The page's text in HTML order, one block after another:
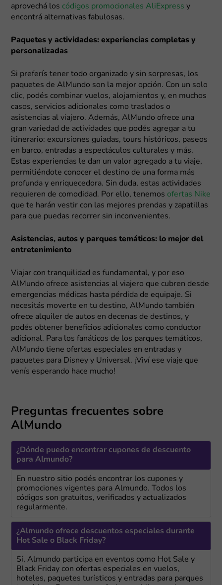
aprovechá los códigos promocionales AliExpress y
encontrá alternativas fabulosas.
Paquetes y actividades: experiencias completas y
personalizadas
Si preferís tener todo organizado y sin sorpresas, los
paquetes de AlMundo son la mejor opción. Con un solo
clic, podés combinar vuelos, alojamientos y, en muchos
casos, servicios adicionales como traslados o
asistencias al viajero. Además, AlMundo ofrece una
gran variedad de actividades que podés agregar a tu
itinerario: excursiones guiadas, tours históricos, paseos
en barco, entradas a espectáculos culturales y más.
Estas experiencias le dan un valor agregado a tu viaje,
permitiéndote conocer el destino de una forma más
profunda y enriquecedora. Sin duda, estas actividades
requieren de comodidad. Por ello, tenemos ofertas Nike
que te harán vestir con las mejores prendas y zapatillas
para que puedas recorrer sin inconvenientes.
Asistencias, autos y parques temáticos: lo mejor del
entretenimiento
Viajar con tranquilidad es fundamental, y por eso
AlMundo ofrece asistencias al viajero que cubren desde
emergencias médicas hasta pérdida de equipaje. Si
necesitás moverte en tu destino, AlMundo también
ofrece alquiler de autos en decenas de destinos, y
podés obtener beneficios adicionales como conductor
adicional. Para los fanáticos de los parques temáticos,
AlMundo tiene ofertas especiales en entradas y
paquetes para Disney y Universal. ¡Viví ese viaje que
venís esperando hace mucho!
Preguntas frecuentes sobre
AlMundo
¿Dónde puedo encontrar cupones de descuento
para Almundo?
En nuestro sitio podés encontrar los cupones y
promociones vigentes para Almundo. Todos los
códigos son gratuitos, verificados y actualizados
regularmente.
¿Almundo ofrece descuentos especiales durante
Hot Sale o Black Friday?
Sí, Almundo participa en eventos como Hot Sale y
Black Friday con ofertas especiales en vuelos,
hoteles, paquetes turísticos y entradas para parques